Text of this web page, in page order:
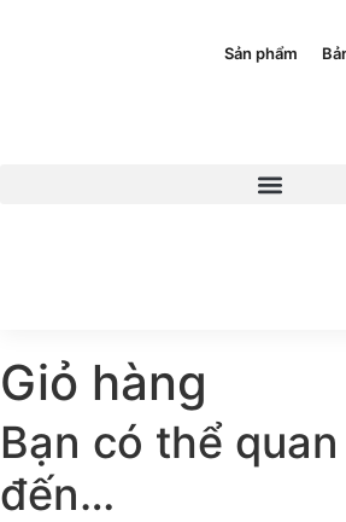
Sản phẩm
Giỏ hàng
Bạn có thể
đến…